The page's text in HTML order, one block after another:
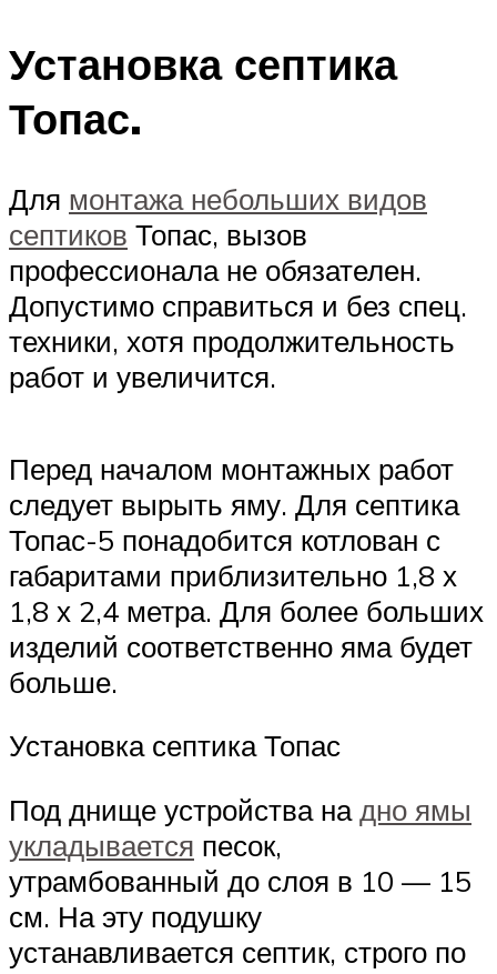
Установка септика
Топас.
Для монтажа небольших видов
септиков Топас, вызов
профессионала не обязателен.
Допустимо справиться и без спец.
техники, хотя продолжительность
работ и увеличится.
Перед началом монтажных работ
следует вырыть яму. Для септика
Топас-5 понадобится котлован с
габаритами приблизительно 1,8 х
1,8 х 2,4 метра. Для более больших
изделий соответственно яма будет
больше.
Установка септика Топас
Под днище устройства надно ямы
укладывается песок,
утрамбованный до слоя в 10 — 15
см. На эту подушку
устанавливается септик, строго по